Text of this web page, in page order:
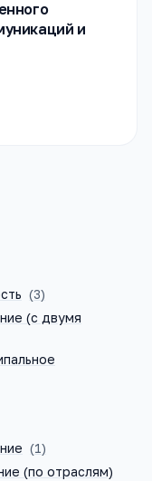
и
(3)
(с двумя
(1)
(по отраслям)